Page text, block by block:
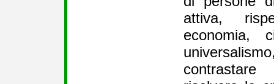
attiva,
economia,